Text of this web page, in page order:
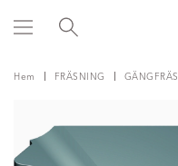
Hem FRÄSNING